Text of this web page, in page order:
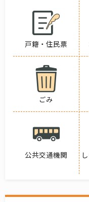
戸籍・住民票
ごみ
公共交通機関